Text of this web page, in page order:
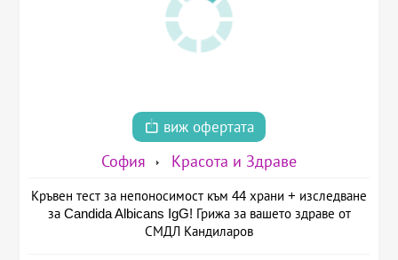
виж офертата
София Красота и Здраве
Кръвен тест за непоносимост към 44 храни + изследване
за Candida Albicans IgG! Грижа за вашето здраве от
СМДЛ Кандиларов